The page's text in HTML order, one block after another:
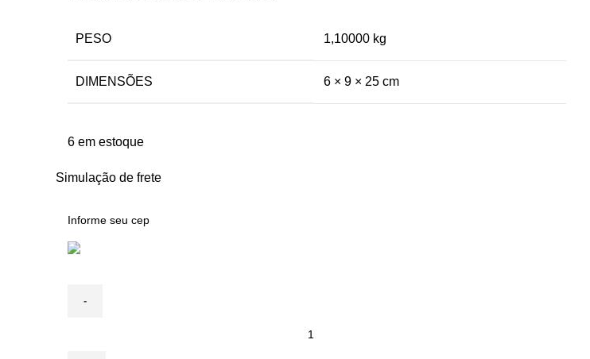
PESO 1,10000 kg
DIMENSÕES 6 × 9 × 25 cm
6 em estoque
Simulação de frete